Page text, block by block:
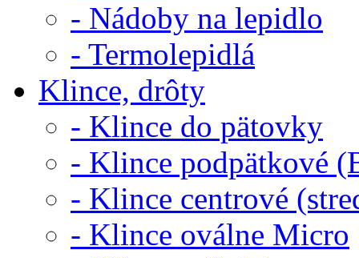
- Nádoby na lepidlo
- Termolepidlá
Klince, drôty
- Klince do pätovky
- Klince podpätkové
- Klince centrové
- Klince oválne Micro